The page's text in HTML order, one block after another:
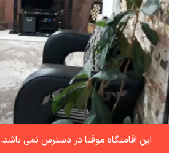
این اقامتگاه موقتا در دسترس نمی باشد.